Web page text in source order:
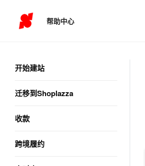
帮助中心
开始建站
迁移到Shoplazza
收款
跨境履约